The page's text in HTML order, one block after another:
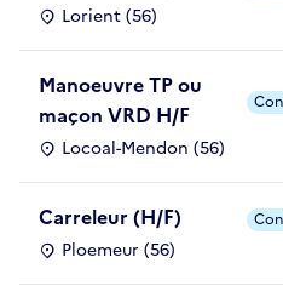
Lorient (56)
Manoeuvre TP ou
maçon VRD H/F
Locoal-Mendon (56)
Carreleur (H/F)
Ploemeur (56)